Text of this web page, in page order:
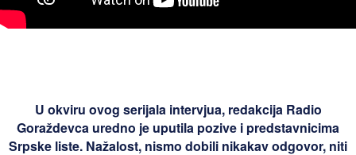
U okviru ovog serijala intervjua, redakcija Radio
Goraždevca uredno je uputila pozive i predstavnicima
Srpske liste. Nažalost, nismo dobili nikakav odgovor, niti